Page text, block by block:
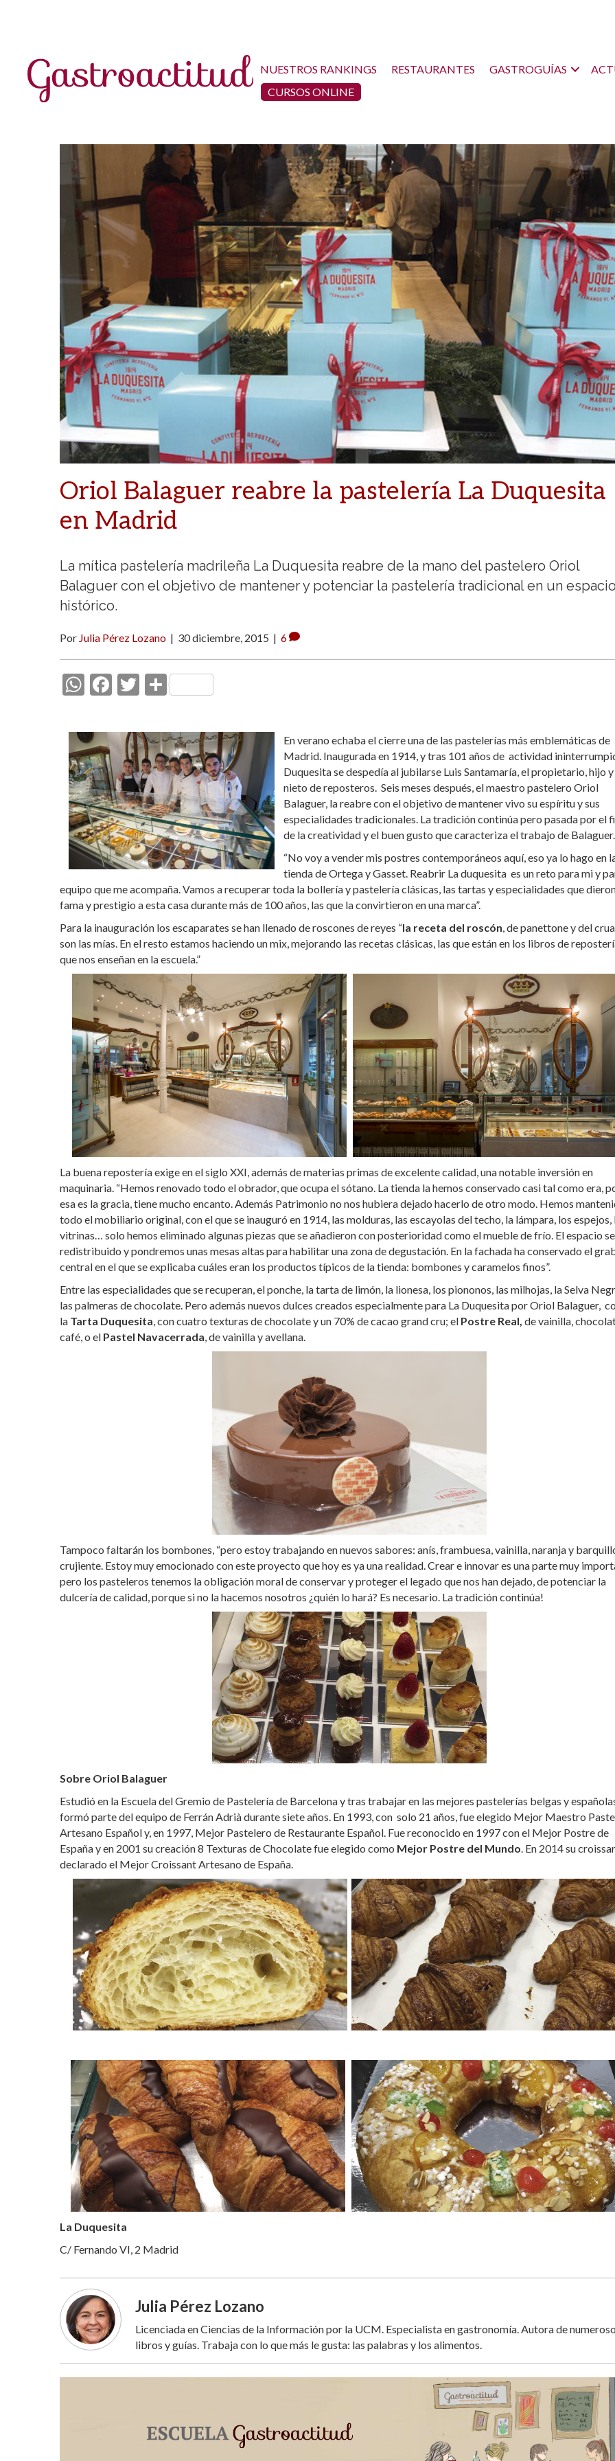
NUESTROS RANKINGS RESTAURANTES GASTROGUÍAS
CURSOS ONLINE
Oriol Balaguer reabre la pastelería La Duquesita
en Madrid
La mítica pastelería madrileña La Duquesita reabre de la mano del pastelero Oriol
Balaguer con el objetivo de mantener y potenciar la pastelería tradicional en un
histórico.
Por Julia Pérez Lozano | 30 diciembre, 2015 | 6
W
at
s
A
p
p
F
e
b
o
o
k
T
itt
er
C
m
p
ar
ti
r
En verano echaba el cierre una de las pastelerías más emblemáticas de
Madrid. Inaugurada en 1914, y tras 101 años de actividad
Duquesita se despedía al jubilarse Luis Santamaría, el propietario, hijo y
nieto de reposteros. Seis meses después, el maestro pastelero Oriol
Balaguer, la reabre con el objetivo de mantener vivo su espíritu y sus
especialidades tradicionales. La tradición continúa pero pasada por el
de la creatividad y el buen gusto que caracteriza el trabajo de Balaguer.
“No voy a vender mis postres contemporáneos aquí, eso ya lo hago en
tienda de Ortega y Gasset. Reabrir La duquesita es un reto para mi y
equipo que me acompaña. Vamos a recuperar toda la bollería y pastelería clásicas, las tartas y especialidades que
fama y prestigio a esta casa durante más de 100 años, las que la convirtieron en una marca”.
Para la inauguración los escaparates se han llenado de roscones de reyes “la receta del roscón, de panettone y del
son las mías. En el resto estamos haciendo un mix, mejorando las recetas clásicas, las que están en los libros de
que nos enseñan en la escuela.”
La buena repostería exige en el siglo XXI, además de materias primas de excelente calidad, una notable inversión en
maquinaria. “Hemos renovado todo el obrador, que ocupa el sótano. La tienda la hemos conservado casi tal como era,
esa es la gracia, tiene mucho encanto. Además Patrimonio no nos hubiera dejado hacerlo de otro modo. Hemos
todo el mobiliario original, con el que se inauguró en 1914, las molduras, las escayolas del techo, la lámpara, los espejos,
vitrinas… solo hemos eliminado algunas piezas que se añadieron con posterioridad como el mueble de frío. El espacio
redistribuido y pondremos unas mesas altas para habilitar una zona de degustación. En la fachada ha conservado el
central en el que se explicaba cuáles eran los productos típicos de la tienda: bombones y caramelos finos”.
Entre las especialidades que se recuperan, el ponche, la tarta de limón, la lionesa, los piononos, las milhojas, la Selva
las palmeras de chocolate. Pero además nuevos dulces creados especialmente para La Duquesita por Oriol Balaguer,
la Tarta Duquesita, con cuatro texturas de chocolate y un 70% de cacao grand cru; el Postre Real, de vainilla,
café, o el Pastel Navacerrada, de vainilla y avellana.
Tampoco faltarán los bombones, “pero estoy trabajando en nuevos sabores: anís, frambuesa, vainilla, naranja y
crujiente. Estoy muy emocionado con este proyecto que hoy es ya una realidad. Crear e innovar es una parte muy
pero los pasteleros tenemos la obligación moral de conservar y proteger el legado que nos han dejado, de potenciar la
dulcería de calidad, porque si no la hacemos nosotros ¿quién lo hará? Es necesario. La tradición continúa!
Sobre Oriol Balaguer
Estudió en la Escuela del Gremio de Pastelería de Barcelona y tras trabajar en las mejores pastelerías belgas y
formó parte del equipo de Ferrán Adrià durante siete años. En 1993, con solo 21 años, fue elegido Mejor Maestro
Artesano Español y, en 1997, Mejor Pastelero de Restaurante Español. Fue reconocido en 1997 con el Mejor Postre de
España y en 2001 su creación 8 Texturas de Chocolate fue elegido como Mejor Postre del Mundo. En 2014 su
declarado el Mejor Croissant Artesano de España.
La Duquesita
C/ Fernando VI, 2 Madrid
Julia Pérez Lozano
Licenciada en Ciencias de la Información por la UCM. Especialista en gastronomía. Autora de
libros y guías. Trabaja con lo que más le gusta: las palabras y los alimentos.